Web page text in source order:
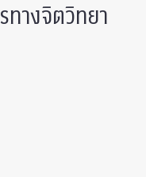
างจิตวิทยา